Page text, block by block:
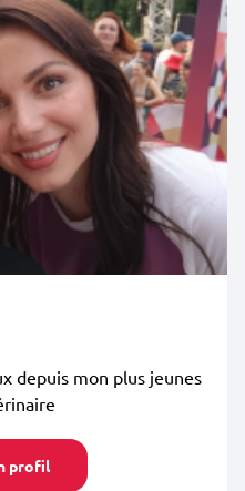
depuis mon plus jeunes
profil